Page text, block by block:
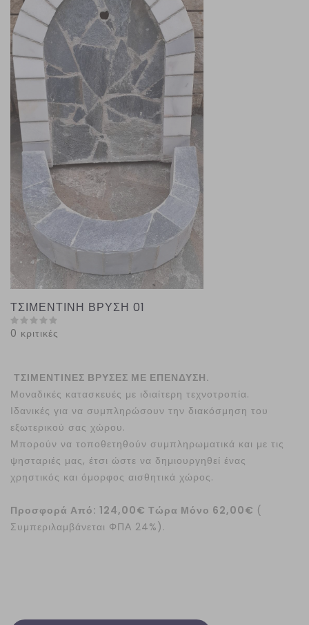
ΤΣΙΜΕΝΤΙΝΗ ΒΡΥΣΗ 01
0 κριτικές
ΤΣΙΜΕΝΤΙΝΕΣ ΒΡΥΣΕΣ ΜΕ ΕΠΕΝΔΥΣΗ.
Μοναδικές κατασκευές με ιδιαίτερη τεχνοτροπία.
Ιδανικές για να συμπληρώσουν την διακόσμηση του
εξωτερικού σας χώρου.
Μπορούν να τοποθετηθούν συμπληρωματικά και με τις
ψησταριές μας, έτσι ώστε να δημιουργηθεί ένας
χρηστικός και όμορφος αισθητικά χώρος.
Προσφορά Από: 124,00€ Τώρα Μόνο 62,00€ (
Συμπεριλαμβάνεται ΦΠΑ 24%).